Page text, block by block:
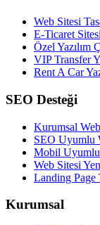
Web Sitesi
E-Ticaret Sitesi
Özel Yazılım
VIP Transfer
Rent A Car
SEO Desteği
Kurumsal
SEO Uyumlu
Mobil Uyumlu
Web Sitesi
Landing Page
Kurumsal